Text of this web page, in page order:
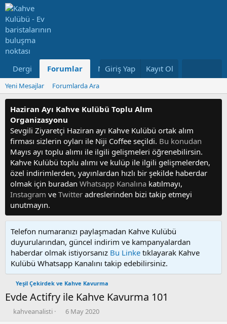
Dergi Forumlar Neler Yeni Kullanıcılar
Giriş Yap Kayıt Ol
Yeni Mesajlar Forumlarda Ara
Haziran Ayı Kahve Kulübü Toplu Alım
Organizasyonu
Sevgili Ziyaretçi Haziran ayı Kahve Kulübü ortak alım
firması sizlerin oyları ile Niji Coffee seçildi. Bu konudan
Mayıs ayı toplu alımı ile ilgili gelişmeleri öğrenebilirsin.
Kahve Kulübü toplu alımı ve kulüp ile ilgili gelişmelerden,
özel indirimlerden, yayınlardan hızlı bir şekilde haberdar
olmak için buradan Whatsapp Kanalına katılmayı,
Instagram ve Twitter adreslerinden bizi takip etmeyi
unutmayın.
Telefon numaranızı paylaşmadan Kahve Kulübü
duyurularından, güncel indirim ve kampanyalardan
haberdar olmak istiyorsanız Bu Linke tıklayarak Kahve
Kulübü Whatsapp Kanalını takip edebilirsiniz.
Yeşil Çekirdek ve Kahve Kavurma
Evde Actifry ile Kahve Kavurma 101
K
kahveanalisti
B
6 May 2020